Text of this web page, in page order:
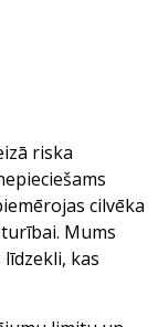
riska
cilvēka
Mums
kas